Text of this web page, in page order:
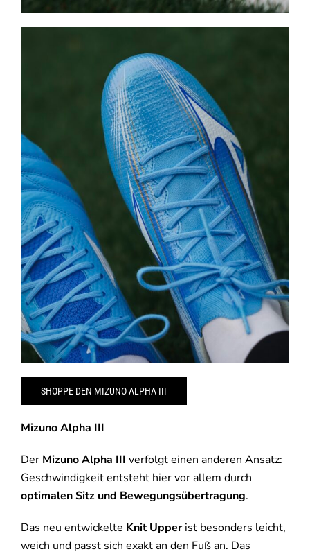
SHOPPE DEN MIZUNO ALPHA III
Mizuno Alpha III
Der Mizuno Alpha III verfolgt einen anderen Ansatz:
Geschwindigkeit entsteht hier vor allem durch
optimalen Sitz und Bewegungsübertragung.
Das neu entwickelte Knit Upperist besonders leicht,
weich und passt sich exakt an den Fuß an. Das